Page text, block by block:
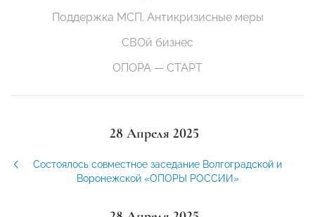
Поддержка МСП. Антикризисные меры
СВОй бизнес
ОПОРА — СТАРТ
28 Апреля 2025
Состоялось совместное заседание Волгоградской и
Воронежской «ОПОРЫ РОССИИ»